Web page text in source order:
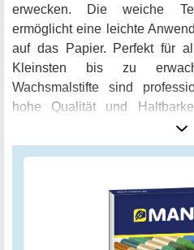
erwecken. Die weiche
ermöglicht eine leichte
auf das Papier. Perfekt für
Kleinsten bis zu
Wachsmalstifte sind
hohe Qualität und
praktische Etui hält Ihre Stifte
jede künstlerische
Sie die wunderbare Welt